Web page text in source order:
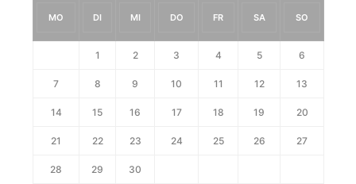
MO DI MI DO FR SA SO
1 2 3 4 5 6
7 8 9 10 11 12 13
14 15 16 17 18 19 20
21 22 23 24 25 26 27
28 29 30